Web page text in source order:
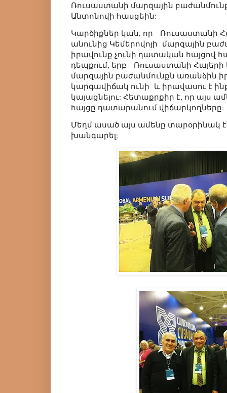
Ռուսաստանի մարզային
Անտոնովի հասցեին:
Կարծիքներ կան, որ Ռուսաստանի
անունից Կեմերովոյի մարզային
իրավունք չունի դատական հայցով
դեպքում, երբ Ռուսաստանի Հայերի
մարզային բաժանմունքն առանձին
կարգավիճակ ունի և իրավասու է
կայացնելու: Հետաքրքիր է, որ այս
հայցը դատարանում վիճարկողները:
Մեղմ ասած այս ամենը տարօրինակ
խանգարել: